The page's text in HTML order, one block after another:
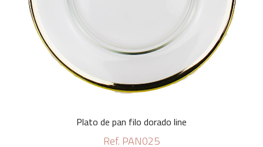
Plato de pan filo dorado line
Ref. PAN025